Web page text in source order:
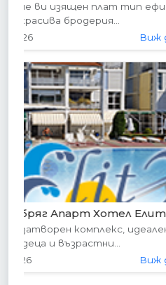
Вратите се предлагат в
87х204см. 77х204см...
Интериорни врати
VP-01S Hepo
Вратите се предлагат в
87х204см. 77х204см...